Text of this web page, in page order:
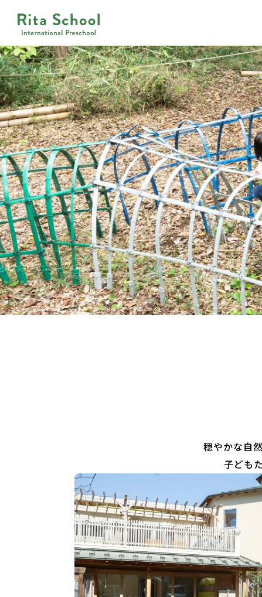
穏やかな自
子ども